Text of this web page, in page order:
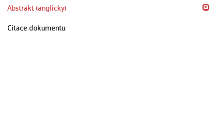
Abstrakt (anglicky)
Citace dokumentu